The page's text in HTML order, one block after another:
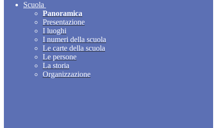
Scuola
Panoramica
Presentazione
I luoghi
I numeri della scuola
Le carte della scuola
Le persone
La storia
Organizzazione